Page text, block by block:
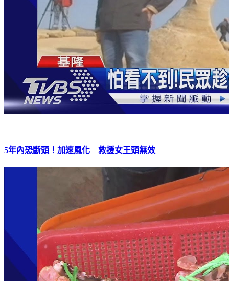
5年內恐斷頭！加速風化 救援女王頭無效